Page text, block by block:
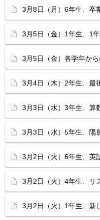
3月8日（月）6年生、卒
3月5日（金）1年生、1
3月5日（金）各学年か
3月4日（木）2年生、最
3月3日（水）3年生、算
3月3日（水）5年生、陽
3月2日（火）6年生、英
3月2日（火）4年生、リ
3月2日（火）1年生、新